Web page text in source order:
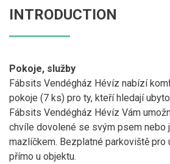
INTRODUCTION
Pokoje, služby
Fábsits Vendégház Hévíz nabízí
pokoje (7 ks) pro ty, kteří hledají
Fábsits Vendégház Hévíz Vám
chvíle dovolené se svým psem nebo
mazlíčkem. Bezplatné parkoviště pro
přímo u objektu.